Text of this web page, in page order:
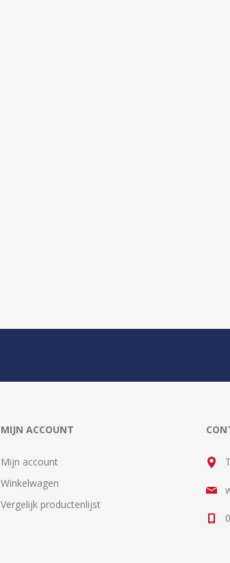
MIJN ACCOUNT
Mijn account
Winkelwagen
Vergelijk productenlijst